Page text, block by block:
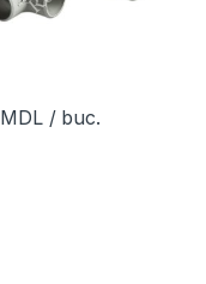
MDL/ buc.